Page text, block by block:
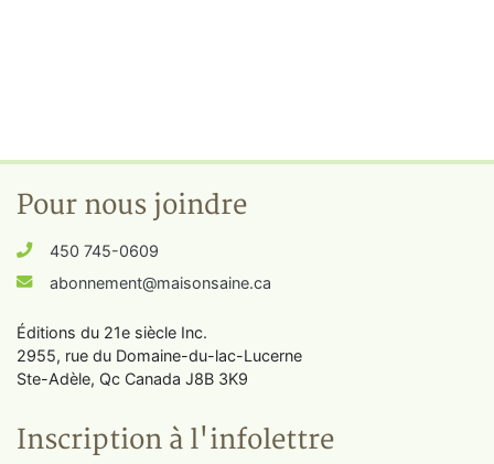
Pour nous joindre
450 745-0609
abonnement@maisonsaine.ca
Éditions du 21e siècle Inc.
2955, rue du Domaine-du-lac-Lucerne
Ste-Adèle, Qc Canada J8B 3K9
Inscription à l'infolettre